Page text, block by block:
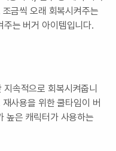
금씩 오래 회복시켜주는
는 버거 아이템입니다.
속적으로 회복시켜줍니
사용을 위한 쿨타임이 버
높은 캐릭터가 사용하는